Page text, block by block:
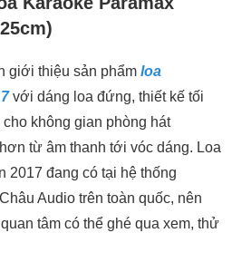
giới thiệu sản phẩm loa
với dáng loa đứng, thiết kế tối
không gian phòng hát
từ âm thanh tới vóc dáng. Loa
2017 đang có tại hệ thống
Audio trên toàn quốc, nên
tâm có thể ghé qua xem, thử